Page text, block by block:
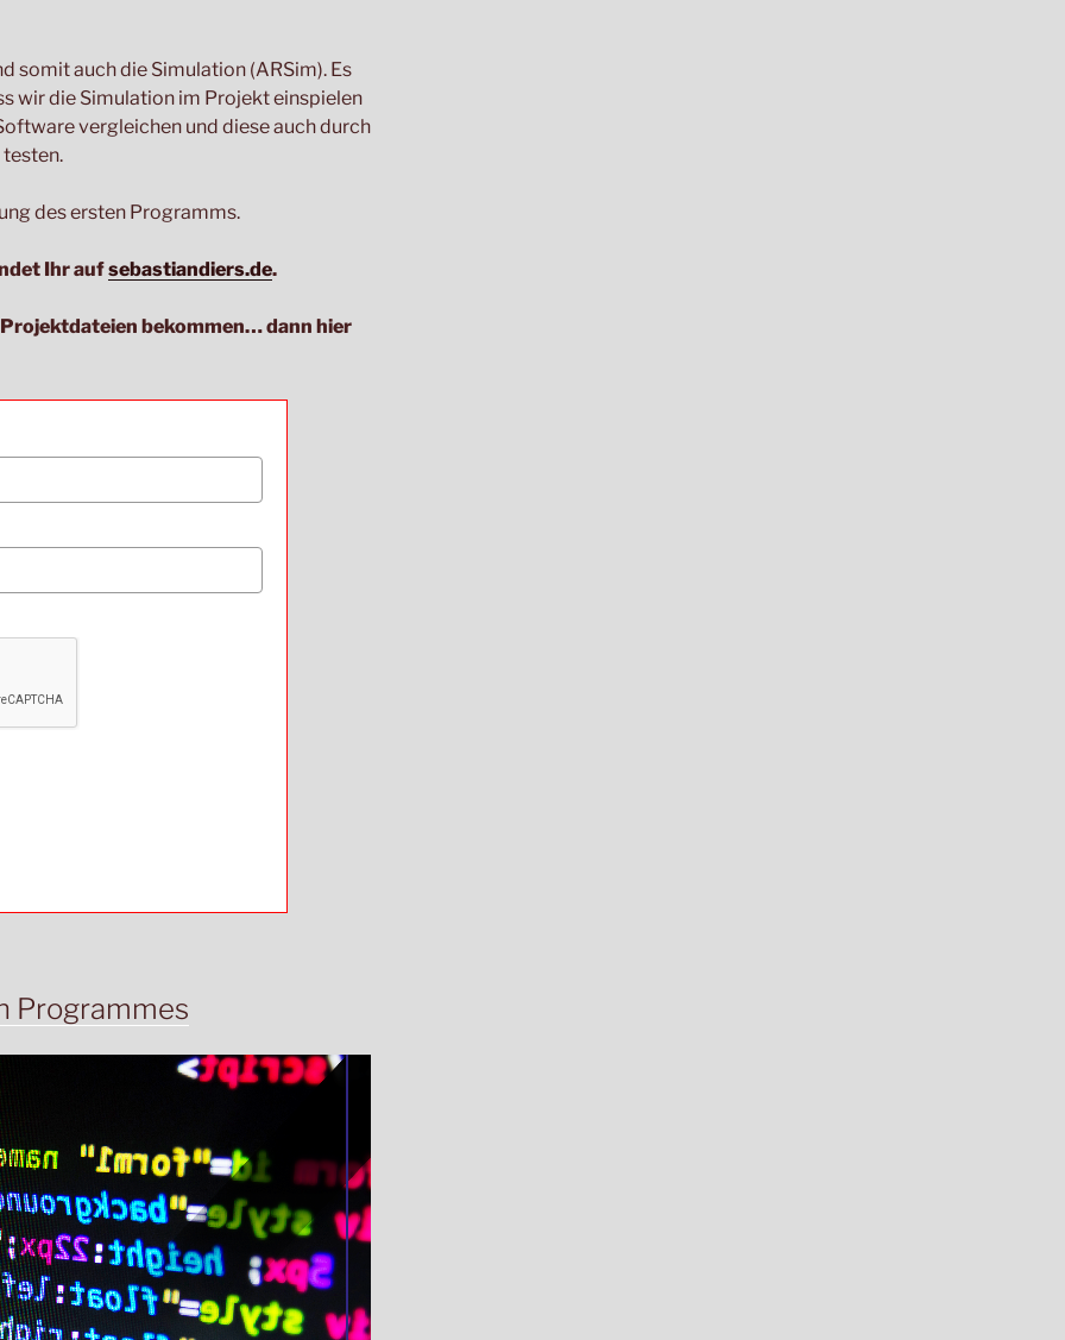
somit auch die Simulation (ARSim). Es
wir die Simulation im Projekt einspielen
vergleichen und diese auch durch
des ersten Programms.
Ihr aufsebastiandiers.de.
Projektdateien bekommen… dann hier
Programmes